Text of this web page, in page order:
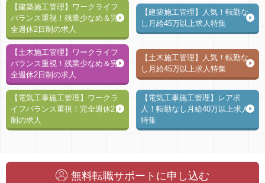
【建築施工管理】ワークライフ
バランス重視！残業少なめ＆完
全週休2日制の求人
【建築施工管理】人気！転勤な
し月給45万以上求人特集
【土木施工管理】ワークライフ
バランス重視！残業少なめ＆完
全週休2日制の求人
【土木施工管理】人気！転勤な
し月給45万以上求人特集
【電気工事施工管理】ワークラ
イフバランス重視！完全週休2日
制の求人
【電気工事施工管理】レア求
人！転勤なし月給40万以上求人
特集
無料転職サポートに申し込む